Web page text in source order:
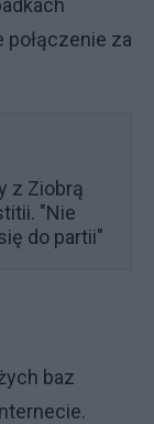
za
z Ziobrą
"Nie
do partii"
baz